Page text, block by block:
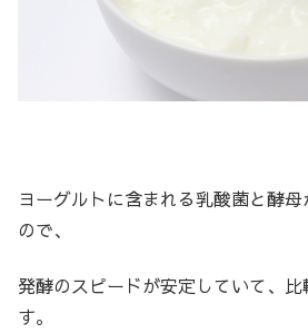
ヨーグルトに含まれる乳酸菌と酵
ので、
発酵のスピードが安定していて、
す。